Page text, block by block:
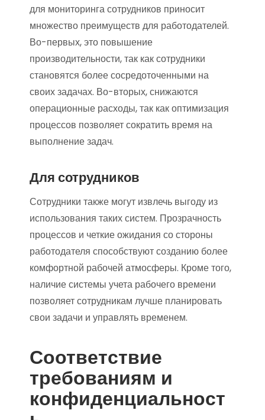
для мониторинга сотрудников приносит
множество преимуществ для работодателей.
Во-первых, это повышение
производительности, так как сотрудники
становятся более сосредоточенными на
своих задачах. Во-вторых, снижаются
операционные расходы, так как оптимизация
процессов позволяет сократить время на
выполнение задач.
Для сотрудников
Сотрудники также могут извлечь выгоду из
использования таких систем. Прозрачность
процессов и четкие ожидания со стороны
работодателя способствуют созданию более
комфортной рабочей атмосферы. Кроме того,
наличие системы учета рабочего времени
позволяет сотрудникам лучше планировать
свои задачи и управлять временем.
Соответствие
требованиям и
конфиденциальност